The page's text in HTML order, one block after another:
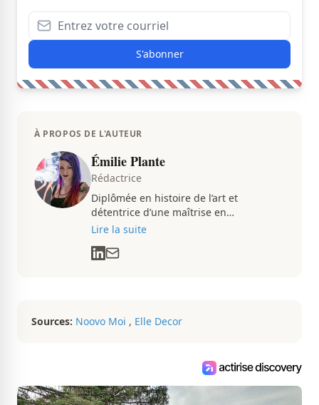
S'abonner
À PROPOS DE L'AUTEUR
Émilie Plante
Rédactrice
Diplômée en histoire de l’art et
détentrice d’une maîtrise en
muséologie, Émilie gravite dans
communications depuis près de deux
Lire la suite
Sources: Noovo Moi , Elle Decor